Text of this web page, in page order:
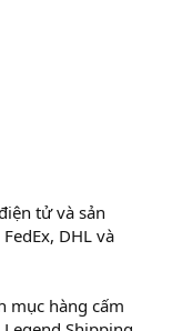
tử và sản
DHL và
mục hàng cấm